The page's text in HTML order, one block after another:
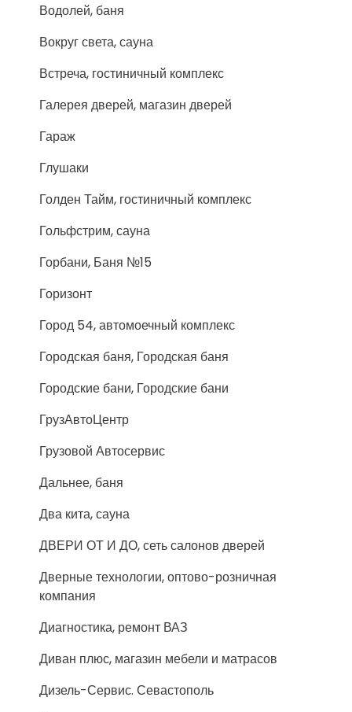
Водолей, баня
Вокруг света, сауна
Встреча, гостиничный комплекс
Галерея дверей, магазин дверей
Гараж
Глушаки
Голден Тайм, гостиничный комплекс
Гольфстрим, сауна
Горбани, Баня №15
Горизонт
Город 54, автомоечный комплекс
Городская баня, Городская баня
Городские бани, Городские бани
ГрузАвтоЦентр
Грузовой Автосервис
Дальнее, баня
Два кита, сауна
ДВЕРИ ОТ И ДО, сеть салонов дверей
Дверные технологии, оптово-розничная
компания
Диагностика, ремонт ВАЗ
Диван плюс, магазин мебели и матрасов
Дизель-Сервис. Севастополь